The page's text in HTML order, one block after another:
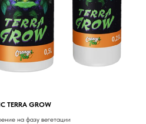
TERRA GROW
на фазу вегетации